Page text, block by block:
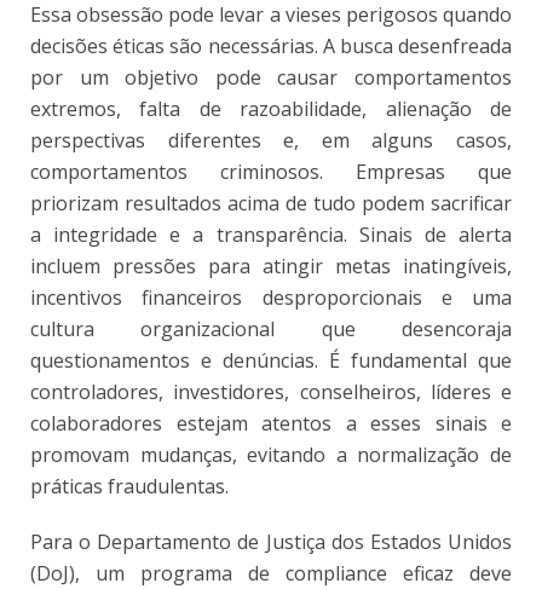
Essa obsessão pode levar a vieses perigosos quando
decisões éticas são necessárias. A busca desenfreada
por um objetivo pode causar comportamentos
extremos, falta de razoabilidade, alienação de
perspectivas diferentes e, em alguns casos,
comportamentos criminosos. Empresas que
priorizam resultados acima de tudo podem sacrificar
a integridade e a transparência. Sinais de alerta
incluem pressões para atingir metas inatingíveis,
incentivos financeiros desproporcionais e uma
cultura organizacional que desencoraja
questionamentos e denúncias. É fundamental que
controladores, investidores, conselheiros, líderes e
colaboradores estejam atentos a esses sinais e
promovam mudanças, evitando a normalização de
práticas fraudulentas.
Para o Departamento de Justiça dos Estados Unidos
(DoJ), um programa de compliance eficaz deve